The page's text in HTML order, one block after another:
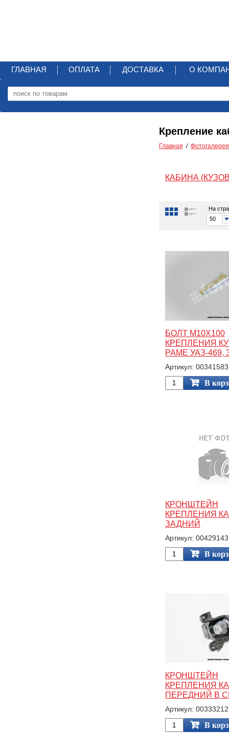
ГЛАВНАЯ ОПЛАТА ДОСТАВКА О
Крепление
Главная Фотогалерея
КАБИНА
На
50
БОЛТ М10Х100
КРЕПЛЕНИЯ
РАМЕ УАЗ-469,
Артикул: 00341583
В
КРОНШТЕЙН
КРЕПЛЕНИЯ
ЗАДНИЙ
Артикул: 00429143
В
КРОНШТЕЙН
КРЕПЛЕНИЯ
ПЕРЕДНИЙ В
Артикул: 00333212
В